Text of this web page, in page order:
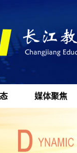
媒体聚焦